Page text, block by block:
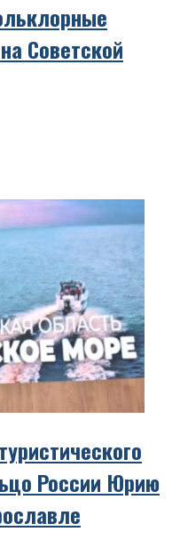
Советской
России Юрию